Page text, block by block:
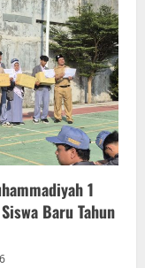
1
Baru Tahun